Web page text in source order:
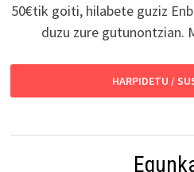
50€tik goiti, hilabete guziz
duzu zure gutunontzian.
HARPIDETU /